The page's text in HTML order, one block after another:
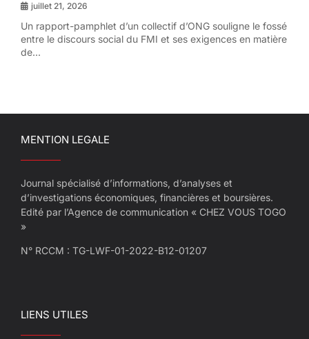
juillet 21, 2026
Un rapport-pamphlet d’un collectif d’ONG souligne le fossé
entre le discours social du FMI et ses exigences en matière
de...
MENTION LEGALE
Journal spécialisé d’informations, d’analyses et
d’investigations économiques, financières et boursières.
Edité par l’Agence de communication « CHEZ VOUS TOGO
»
N° RCCM : TG-LWF-01-2022-B12-01207
LIENS UTILES